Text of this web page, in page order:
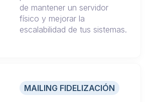
de mantener un servidor
físico y mejorar la
escalabilidad de tus sistemas.
MAILING FIDELIZACIÓN